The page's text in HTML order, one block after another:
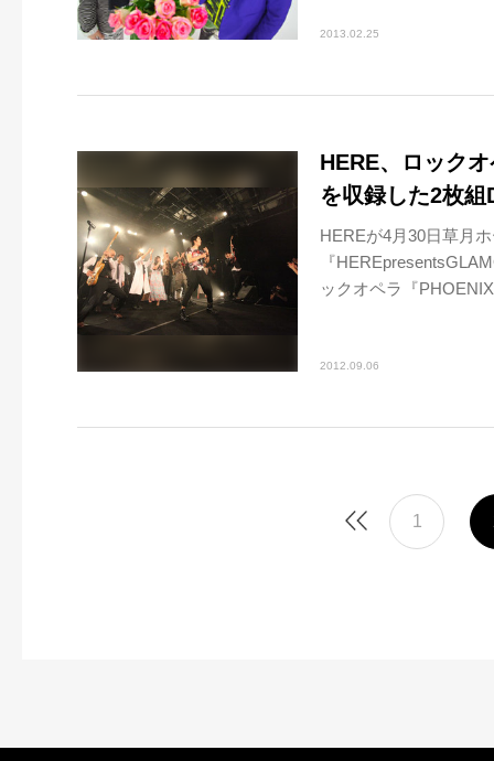
2013.02.25
HERE、ロック
を収録した2枚
HEREが4月30日草月
『
ックオペラ『
2012.09.06
1